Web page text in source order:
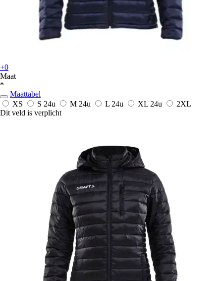
+0
Maat
*
Maattabel
XS
S 24u M 24u L 24u XL 24u
2XL
Dit veld is verplicht